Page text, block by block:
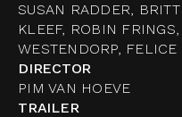
SUSAN RADDER,
KLEEF, ROBIN
WESTENDORP, FELICE
DIRECTOR
PIM VAN HOEVE
TRAILER